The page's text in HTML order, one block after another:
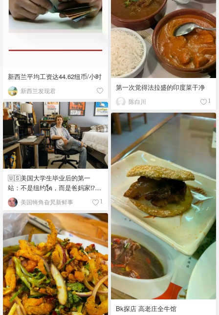
新西兰平均工资达44.62纽币/小时
新西兰发现君 第一次觉得法拉盛的印度菜干净
陈白川 1
🇺🇸美国大学生毕业后的第一
站：不是纽约🗽，而是爸妈家⁉️😂
🏠
美国犄角旮旯新鲜事 1
Bk探店 高老庄全牛馆